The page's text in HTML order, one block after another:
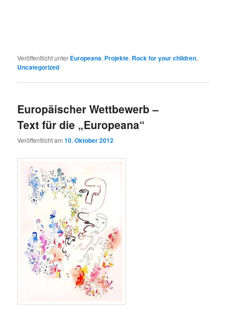
Veröffentlicht unter Europeana, Projekte, Rock for your children,
Uncategorized
Europäischer Wettbewerb –
Text für die „Europeana“
Veröffentlicht am10. Oktober 2012